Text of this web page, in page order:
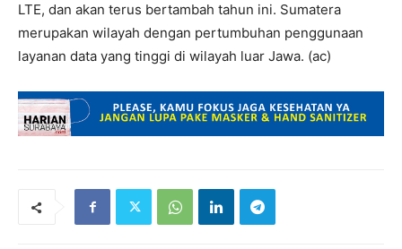
LTE, dan akan terus bertambah tahun ini. Sumatera
merupakan wilayah dengan pertumbuhan penggunaan
layanan data yang tinggi di wilayah luar Jawa. (ac)